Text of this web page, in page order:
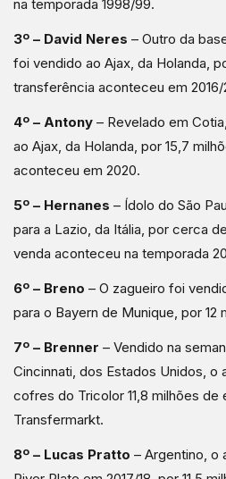
na temporada 1998/99.
3º – David Neres – Outro da
foi vendido ao Ajax, da Holanda,
transferência aconteceu em 2016/
4º – Antony – Revelado em
ao Ajax, da Holanda, por 15,7
aconteceu em 2020.
5º – Hernanes – Ídolo do São
para a Lazio, da Itália, por cerca
venda aconteceu na temporada
6º – Breno – O zagueiro foi
para o Bayern de Munique, por 12
7º – Brenner – Vendido na
Cincinnati, dos Estados Unidos, o
cofres do Tricolor 11,8 milhões de
Transfermarkt.
8º – Lucas Pratto – Argentino, o